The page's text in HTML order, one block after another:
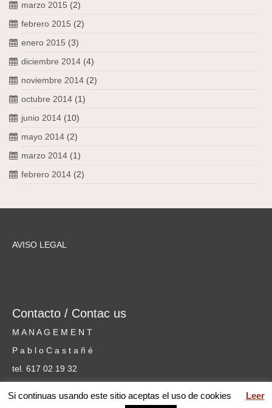
marzo 2015 (2)
febrero 2015 (2)
enero 2015 (3)
diciembre 2014 (4)
noviembre 2014 (2)
octubre 2014 (1)
junio 2014 (10)
mayo 2014 (2)
marzo 2014 (1)
febrero 2014 (2)
AVISO LEGAL
Contacto / Contac us
M A N A G E M E N T
P a b l o C a s t a ñ é
tel. 617 02 19 32
Si continuas usando este sitio aceptas el uso de cookies Leer